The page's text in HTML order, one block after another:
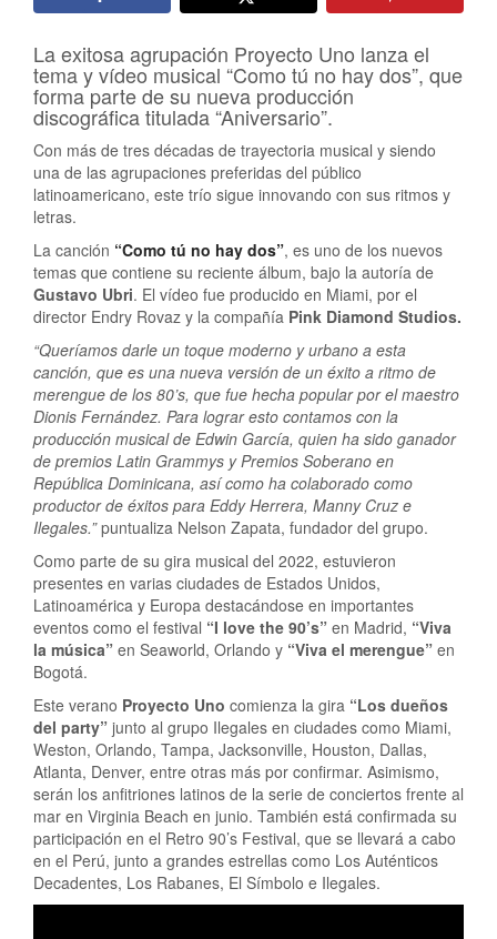
La exitosa agrupación Proyecto Uno lanza el
tema y vídeo musical “Como tú no hay dos”, que
forma parte de su nueva producción
discográfica titulada “Aniversario”.
Con más de tres décadas de trayectoria musical y siendo
una de las agrupaciones preferidas del público
latinoamericano, este trío sigue innovando con sus ritmos y
letras.
La canción “Como tú no hay dos”, es uno de los nuevos
temas que contiene su reciente álbum, bajo la autoría de
Gustavo Ubri. El vídeo fue producido en Miami, por el
director Endry Rovaz y la compañía Pink Diamond Studios.
“Queríamos darle un toque moderno y urbano a esta
canción, que es una nueva versión de un éxito a ritmo de
merengue de los 80’s, que fue hecha popular por el maestro
Dionis Fernández. Para lograr esto contamos con la
producción musical de Edwin García, quien ha sido ganador
de premios Latin Grammys y Premios Soberano en
República Dominicana, así como ha colaborado como
productor de éxitos para Eddy Herrera, Manny Cruz e
Ilegales.”puntualiza Nelson Zapata, fundador del grupo.
Como parte de su gira musical del 2022, estuvieron
presentes en varias ciudades de Estados Unidos,
Latinoamérica y Europa destacándose en importantes
eventos como el festival “I love the 90’s” en Madrid, “Viva
la música” en Seaworld, Orlando y “Viva el merengue” en
Bogotá.
Este verano Proyecto Uno comienza la gira “Los dueños
del party” junto al grupo Ilegales en ciudades como Miami,
Weston, Orlando, Tampa, Jacksonville, Houston, Dallas,
Atlanta, Denver, entre otras más por confirmar. Asimismo,
serán los anfitriones latinos de la serie de conciertos frente al
mar en Virginia Beach en junio. También está confirmada su
participación en el Retro 90’s Festival, que se llevará a cabo
en el Perú, junto a grandes estrellas como Los Auténticos
Decadentes, Los Rabanes, El Símbolo e Ilegales.